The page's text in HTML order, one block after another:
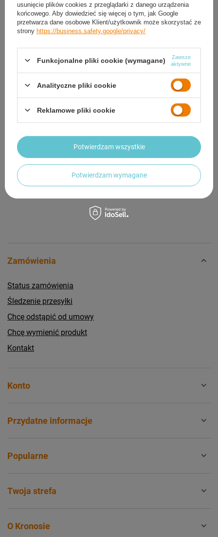
Smile - dostawy ze sklepów internetowych przy zamówieniu od50,00 zł są za
darmoWięcej informacji.
OPIS
Potrzebujesz pomocy? Masz pytania?
Zadaj pytanie a my odpowiemy niezwłocznie,
najciekawsze pytania i odpowiedzi publikując
dla innych.
Zamówienia
Status zamówienia
Śledzenie przesyłki
Chcę odstąpić od umowy
Chcę wymienić produkt
Kontakt
Konto
Przydatne informacje
Popularne
Twoja strefa
O Kronosie
usunięcie plików cookies z przeglądarki z danego urządzenia
końcowego. Aby dowiedzieć się więcej o tym, jak Google
przetwarza dane osobowe Klient/użytkownik może skorzystać ze
strony https://business.safety.google/privacy/
Funkcjonalne pliki cookie (wymagane)
Zawsze
aktywne
Analityczne pliki cookie
Reklamowe pliki cookie
Potwierdzam wymagane
Potwierdzam wszystkie